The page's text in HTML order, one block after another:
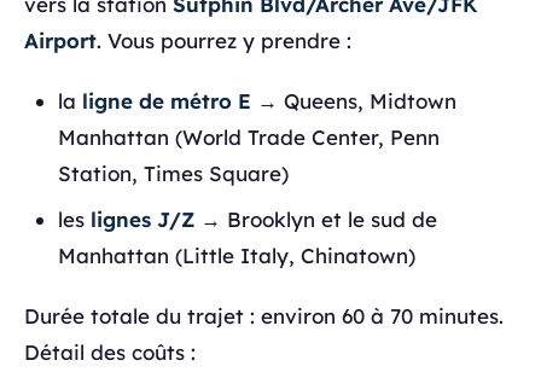
Airport. Vous pourrez y prendre :
la ligne de métro E → Queens, Midtown
Manhattan (World Trade Center, Penn
Station, Times Square)
les lignes J/Z → Brooklyn et le sud de
Manhattan (Little Italy, Chinatown)
Durée totale du trajet : environ 60 à 70 minutes.
Détail des coûts :